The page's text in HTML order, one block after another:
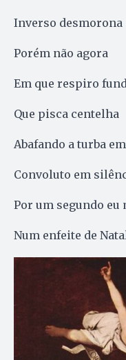
Inverso desmorona
Porém não agora
Em que respiro
Que pisca centelha
Abafando a turba
Convoluto em
Por um segundo eu
Num enfeite de